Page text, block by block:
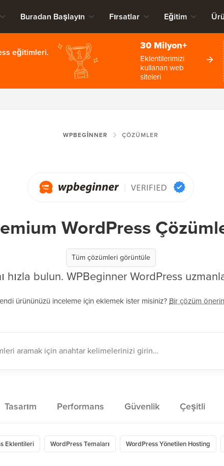
Buradan Başlayın Fırsatlar Eğitim
eğitimleri.
30 Milyon+
Eklentilerimizi
kullanan web
siteleri
WPBEGINNER ÇÖZÜMLER
WordPress
Tüm çözümleri görüntüle
hızla bulun. WPBeginner WordPress
ürününüzü inceleme için eklemek ister misiniz?Bir çözüm önerin
Tasarım Performans Güvenlik Çeşitli
Eklentileri WordPress Temaları WordPress Yönetilen Hosting